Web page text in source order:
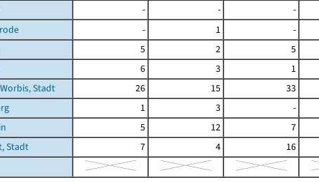
- - -
- 1 -
5 2 5
6 3 1
Stadt
26 15 33
1 3 -
5 12 7
Stadt
7 4 16